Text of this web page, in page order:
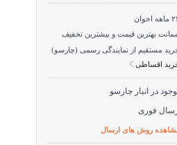
اخوان
بهترین قیمت و بیشترین تخفیف
مستقیم از نمایندگی رسمی (چارسو)
اقساطی
در انبار چارسو
فوری
روش های ارسال